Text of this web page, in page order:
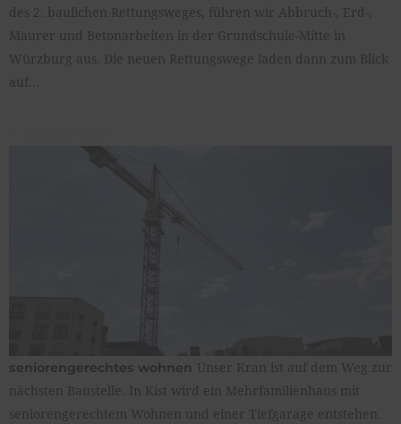
des 2. baulichen Rettungsweges, führen wir Abbruch-, Erd-,
Maurer und Betonarbeiten in der Grundschule-Mitte in
Würzburg aus. Die neuen Rettungswege laden dann zum Blick
auf…
seniorengerechtes wohnen Unser Kran ist auf dem Weg zur
nächsten Baustelle. In Kist wird ein Mehrfamilienhaus mit
seniorengerechtem Wohnen und einer Tiefgarage entstehen.